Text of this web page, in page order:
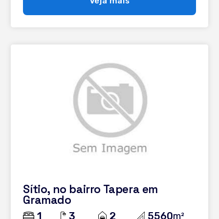
em contato e saiba mais!
Sítio, no bairro Tapera em
Gramado
1 3 2 5560m²